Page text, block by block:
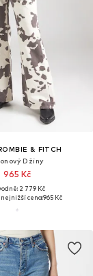
& FITCH
Džíny
965 Kč
2 779 Kč
cena:965 Kč